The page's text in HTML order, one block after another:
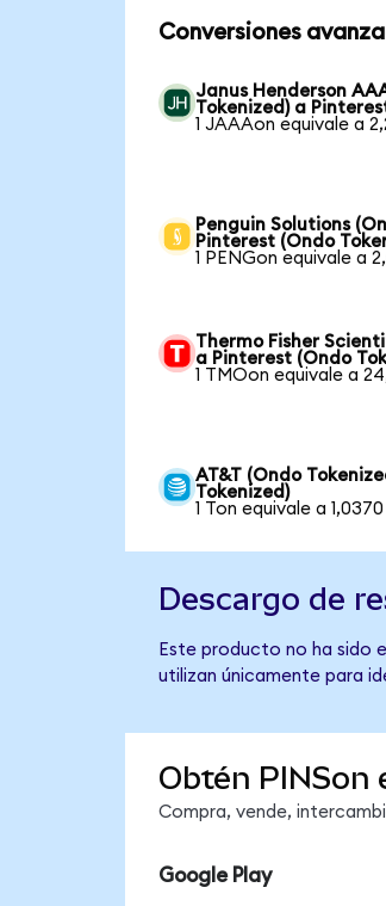
Conversiones
Janus Henderson
Tokenized) a
1 JAAAon equivale a
Penguin Solutions
Pinterest (Ondo
1 PENGon equivale a
Thermo Fisher
a Pinterest (Ondo
1 TMOon equivale a
AT&T (Ondo
Tokenized)
1 Ton equivale a
Descargo de
Este producto no ha sido
utilizan únicamente para
Obtén PINSon
Compra, vende,
Google Play